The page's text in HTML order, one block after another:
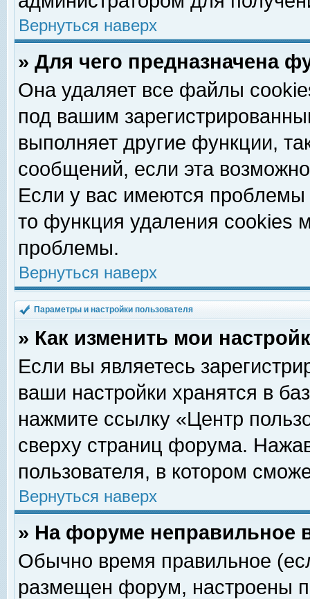
Вернуться наверх
» Для чего предназначена
Она удаляет все файлы
под вашим
выполняет другие функции,
сообщений, если эта
Если у вас имеются
то функция удаления cookies
проблемы.
Вернуться наверх
Параметры и настройки пользователя
» Как изменить мои
Если вы являетесь
ваши настройки хранятся в
нажмите ссылку «Центр
сверху страниц форума.
пользователя, в котором
Вернуться наверх
» На форуме неправильное
Обычно время правильное
размещен форум, настроены